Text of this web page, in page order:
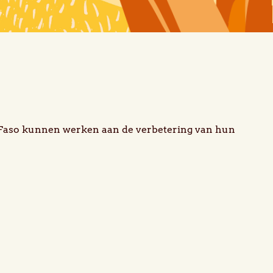
kunnen werken aan de verbetering van hun